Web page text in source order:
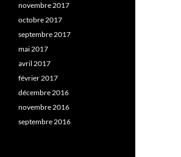
novembre 2017
octobre 2017
septembre 2017
mai 2017
avril 2017
février 2017
décembre 2016
novembre 2016
septembre 2016